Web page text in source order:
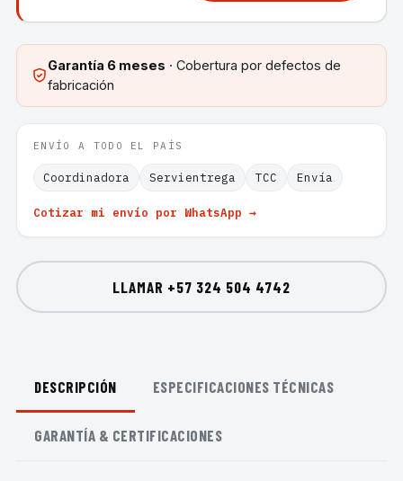
Garantía 6 meses · Cobertura por defectos de
fabricación
ENVÍO A TODO EL PAÍS
Coordinadora Servientrega TCC Envía
Cotizar mi envío por WhatsApp →
LLAMAR +57 324 504 4742
DESCRIPCIÓN ESPECIFICACIONES TÉCNICAS
GARANTÍA & CERTIFICACIONES